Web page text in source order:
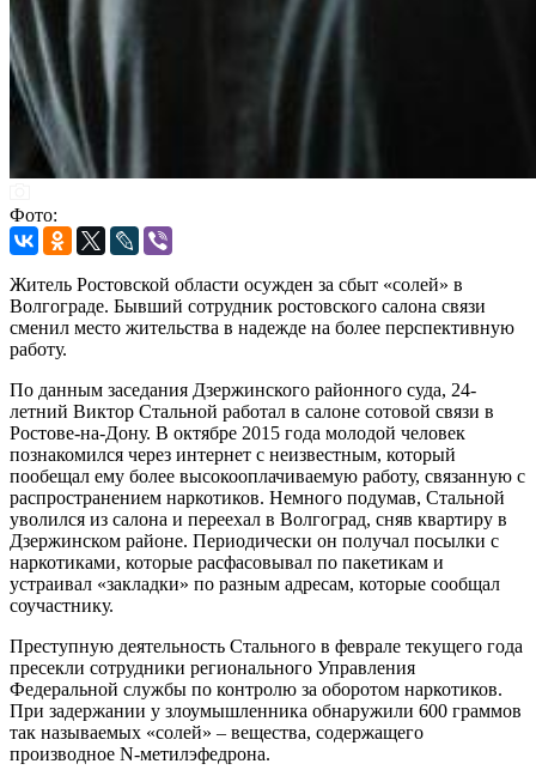
Фото:
Житель Ростовской области осужден за сбыт «солей» в
Волгограде. Бывший сотрудник ростовского салона связи
сменил место жительства в надежде на более перспективную
работу.
По данным заседания Дзержинского районного суда, 24-
летний Виктор Стальной работал в салоне сотовой связи в
Ростове-на-Дону. В октябре 2015 года молодой человек
познакомился через интернет с неизвестным, который
пообещал ему более высокооплачиваемую работу, связанную с
распространением наркотиков. Немного подумав, Стальной
уволился из салона и переехал в Волгоград, сняв квартиру в
Дзержинском районе. Периодически он получал посылки с
наркотиками, которые расфасовывал по пакетикам и
устраивал «закладки» по разным адресам, которые сообщал
соучастнику.
Преступную деятельность Стального в феврале текущего года
пресекли сотрудники регионального Управления
Федеральной службы по контролю за оборотом наркотиков.
При задержании у злоумышленника обнаружили 600 граммов
так называемых «солей» – вещества, содержащего
производное N-метилэфедрона.